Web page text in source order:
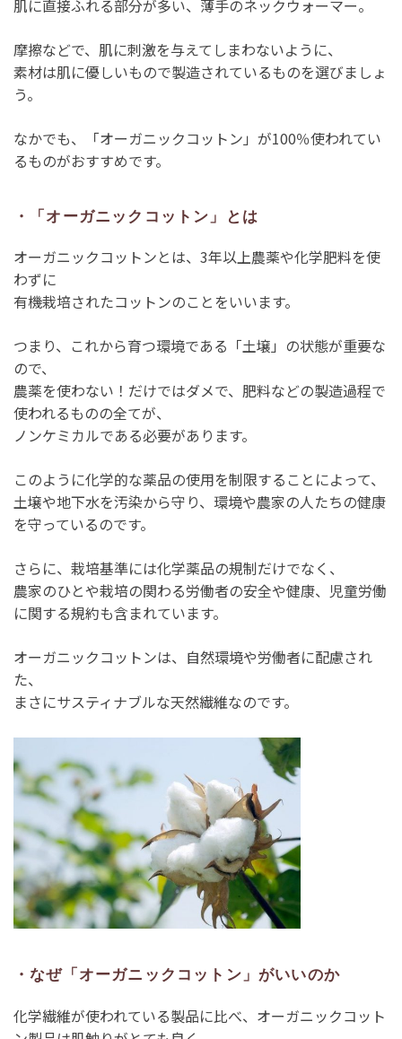
肌に直接ふれる部分が多い、薄手のネックウォーマー。
摩擦などで、肌に刺激を与えてしまわないように、
素材は肌に優しいもので製造されているものを選びましょ
う。
なかでも、「オーガニックコットン」が100％使われてい
るものがおすすめです。
・「オーガニックコットン」とは
オーガニックコットンとは、3年以上農薬や化学肥料を使
わずに
有機栽培されたコットンのことをいいます。
つまり、これから育つ環境である「土壌」の状態が重要な
ので、
農薬を使わない！だけではダメで、肥料などの製造過程で
使われるものの全てが、
ノンケミカルである必要があります。
このように化学的な薬品の使用を制限することによって、
土壌や地下水を汚染から守り、環境や農家の人たちの健康
を守っているのです。
さらに、栽培基準には化学薬品の規制だけでなく、
農家のひとや栽培の関わる労働者の安全や健康、児童労働
に関する規約も含まれています。
オーガニックコットンは、自然環境や労働者に配慮され
た、
まさにサスティナブルな天然繊維なのです。
・なぜ「オーガニックコットン」がいいのか
化学繊維が使われている製品に比べ、オーガニックコット